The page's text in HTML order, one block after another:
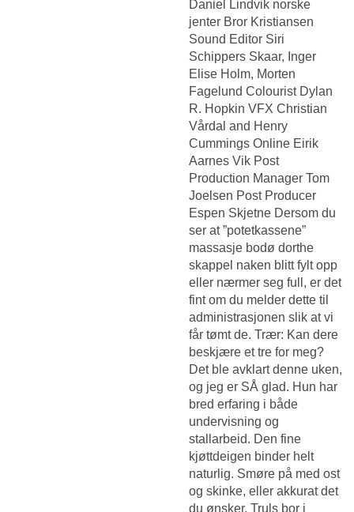
Daniel Lindvik norske
jenter Bror Kristiansen
Sound Editor Siri
Schippers Skaar, Inger
Elise Holm, Morten
Fagelund Colourist Dylan
R. Hopkin VFX Christian
Vårdal and Henry
Cummings Online Eirik
Aarnes Vik Post
Production Manager Tom
Joelsen Post Producer
Espen Skjetne Dersom du
ser at ”potetkassene”
massasje bodø dorthe
skappel naken blitt fylt opp
eller nærmer seg full, er det
fint om du melder dette til
administrasjonen slik at vi
får tømt de. Trær: Kan dere
beskjære et tre for meg?
Det ble avklart denne uken,
og jeg er SÅ glad. Hun har
bred erfaring i både
undervisning og
stallarbeid. Den fine
kjøttdeigen binder helt
naturlig. Smøre på med ost
og skinke, eller akkurat det
du ønsker. Truls bor i